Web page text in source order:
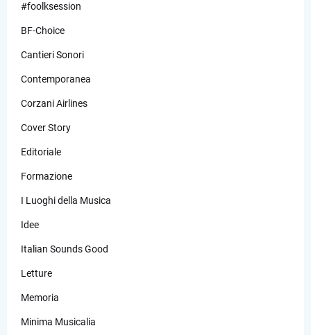
#foolksession
BF-Choice
Cantieri Sonori
Contemporanea
Corzani Airlines
Cover Story
Editoriale
Formazione
I Luoghi della Musica
Idee
Italian Sounds Good
Letture
Memoria
Minima Musicalia